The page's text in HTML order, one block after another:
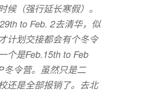
候（强行延长寒假）。
to Feb. 2去清华，似
计划交接都会有个冬令
个是Feb.15th to Feb
冬令营。虽然只是二
还是全部报销了。去北